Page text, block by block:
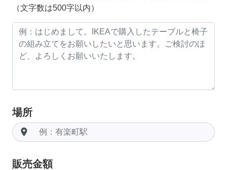
（文字数は500字以内）
場所
room
販売金額